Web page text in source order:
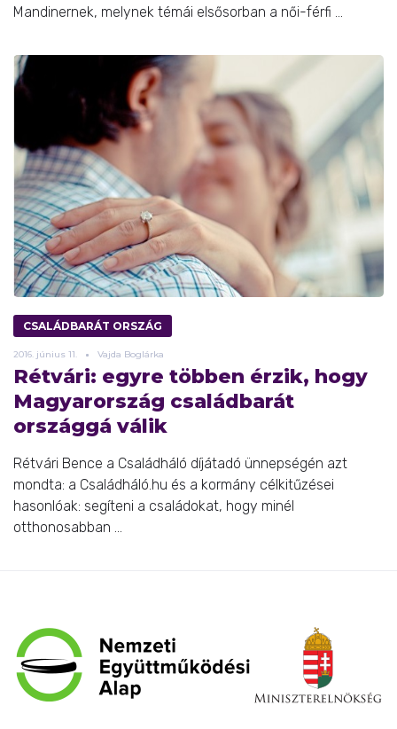
Mandinernek, melynek témái elsősorban a női-férfi ...
CSALÁDBARÁT ORSZÁG
2016. június 11. Vajda Boglárka
Rétvári: egyre többen érzik, hogy
Magyarország családbarát
országgá válik
Rétvári Bence a Családháló díjátadó ünnepségén azt
mondta: a Családháló.hu és a kormány célkitűzései
hasonlóak: segíteni a családokat, hogy minél
otthonosabban ...